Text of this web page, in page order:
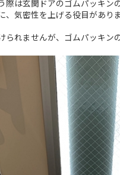
際は玄関ドアのゴムパッキ
気密性を上げる役目がありま
られませんが、ゴムパッキン